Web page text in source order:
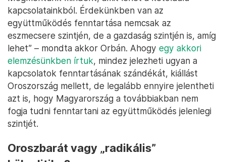
kapcsolatainkból. Érdekünkben van az
együttműködés fenntartása nemcsak az
eszmecsere szintjén, de a gazdaság szintjén is, amíg
lehet” – mondta akkor Orbán. Ahogy egy akkori
elemzésünkben írtuk, mindez jelezheti ugyan a
kapcsolatok fenntartásának szándékát, kiállást
Oroszország mellett, de legalább ennyire jelentheti
azt is, hogy Magyarország a továbbiakban nem
fogja tudni fenntartani az együttműködés jelenlegi
szintjét.
Oroszbarát vagy „radikális”